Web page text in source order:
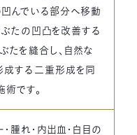
お電話でのお問い合わせ
[受付時間] 9:30~18:30
凹んでいる部分へ移動
ぶたの凹凸を改善する
たを縫合し、自然な
成する二重形成を同
です。
腫れ・内出血・白目の